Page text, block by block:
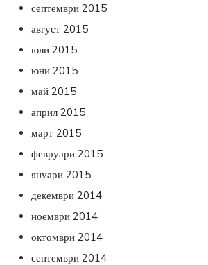
септември 2015
август 2015
юли 2015
юни 2015
май 2015
април 2015
март 2015
февруари 2015
януари 2015
декември 2014
ноември 2014
октомври 2014
септември 2014